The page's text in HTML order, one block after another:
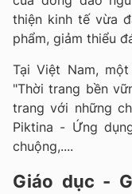
thiện kinh tế vừa
phẩm, giảm thiểu
Tại Việt Nam,
"Thời trang bền
trang với những
Piktina - Ứng
chuộng,....
Giáo dục -